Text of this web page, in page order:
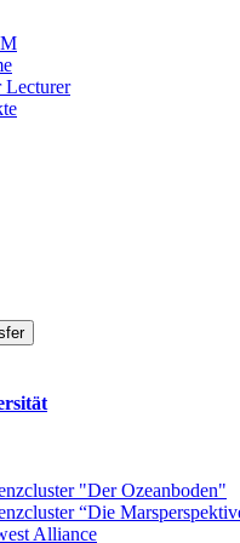
Lecturer
"Der Ozeanboden"
“Die
Alliance